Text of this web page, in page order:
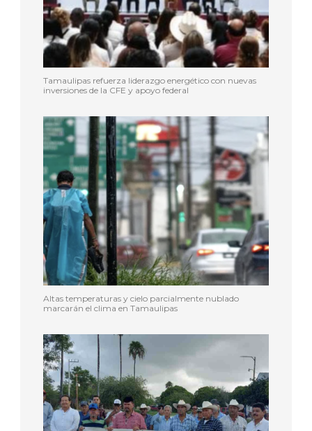
Tamaulipas refuerza liderazgo energético con nuevas
inversiones de la CFE y apoyo federal
Altas temperaturas y cielo parcialmente nublado
marcarán el clima en Tamaulipas